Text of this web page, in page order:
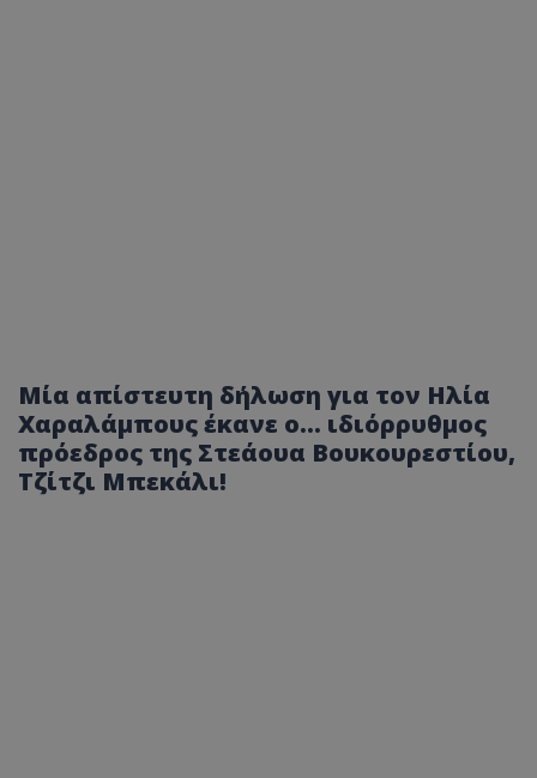
Μία απίστευτη δήλωση για τον Ηλία
Χαραλάμπους έκανε ο... ιδιόρρυθμος
πρόεδρος της Στεάουα Βουκουρεστίου,
Τζίτζι Μπεκάλι!